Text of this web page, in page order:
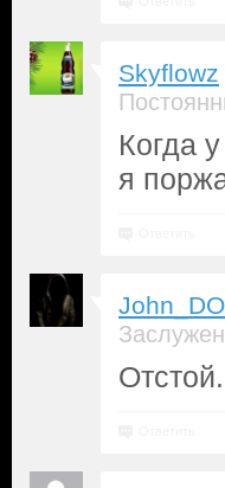
Skyflowz
Когда
я
Отстой.